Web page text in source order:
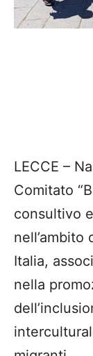
LECCE –
Comitato
consultivo
Italia,
nella